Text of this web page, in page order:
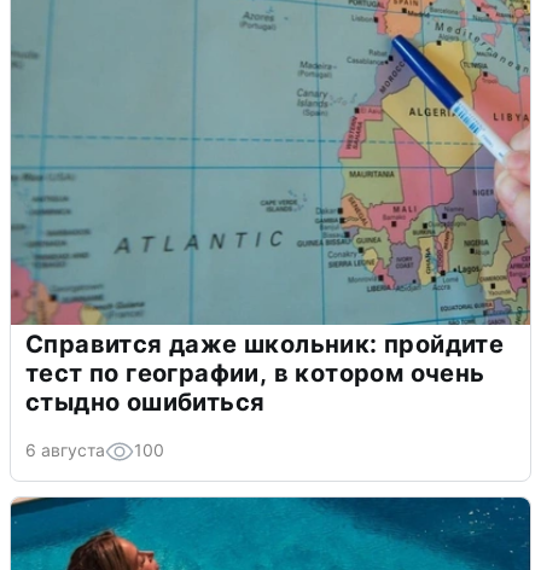
Справится даже школьник: пройдите
тест по географии, в котором очень
стыдно ошибиться
6 августа 100